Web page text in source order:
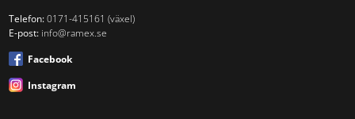
Telefon: 0171-415161 (växel)
E-post: info@ramex.se
Facebook
Instagram